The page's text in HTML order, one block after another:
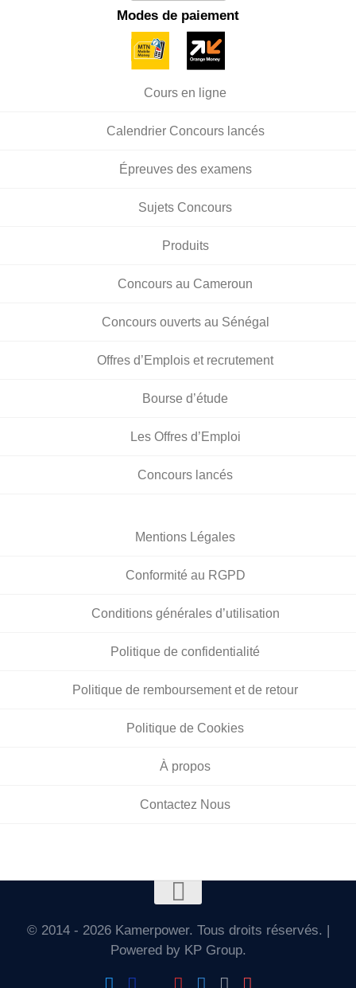
Modes de paiement
Cours en ligne
Calendrier Concours lancés
Épreuves des examens
Sujets Concours
Produits
Concours au Cameroun
Concours ouverts au Sénégal
Offres d’Emplois et recrutement
Bourse d’étude
Les Offres d’Emploi
Concours lancés
Mentions Légales
Conformité au RGPD
Conditions générales d’utilisation
Politique de confidentialité
Politique de remboursement et de retour
Politique de Cookies
À propos
Contactez Nous
© 2014 - 2026 Kamerpower. Tous droits réservés. |
Powered by KP Group.